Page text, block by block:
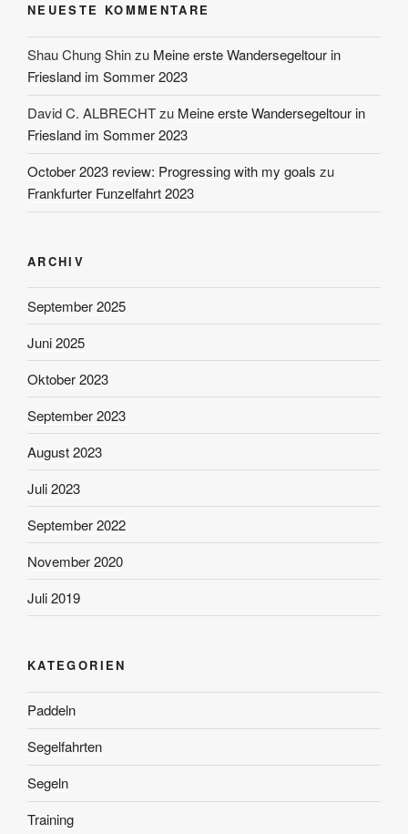
NEUESTE KOMMENTARE
Shau Chung Shinzu Meine erste Wandersegeltour in
Friesland im Sommer 2023
David C. ALBRECHTzu Meine erste Wandersegeltour in
Friesland im Sommer 2023
October 2023 review: Progressing with my goals zu
Frankfurter Funzelfahrt 2023
ARCHIV
September 2025
Juni 2025
Oktober 2023
September 2023
August 2023
Juli 2023
September 2022
November 2020
Juli 2019
KATEGORIEN
Paddeln
Segelfahrten
Segeln
Training